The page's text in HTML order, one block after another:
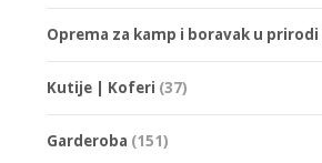
Oprema za kamp i boravak u prirodi
Kutije | Koferi (37)
Garderoba (151)